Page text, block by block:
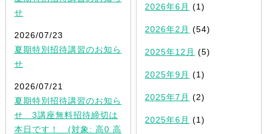
せ
2026/07/23
夏期特別招待講習のお知ら
せ
2026/07/21
夏期特別招待講習のお知ら
せ 3講座無料招待締切は
本日です！ (対象: 高0 高
2026年6月 (1)
2026年2月 (54)
2025年12月 (5)
2025年9月 (1)
2025年7月 (2)
2025年6月 (1)